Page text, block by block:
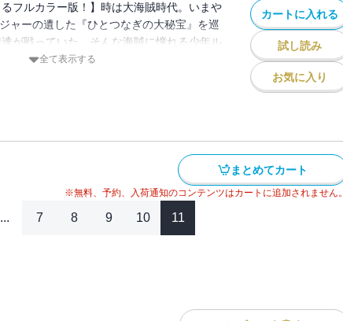
るフルカラー版！】時は大海賊時代。いまや
ャーの遺した『ひとつなぎの大秘宝』を巡
が戦っていた。そんな海賊に憧れる少年ル
て大いなる旅に出る!!
全て表示する
カートに入れる
試し読み
お気に入り
まとめてカート
※無料、予約、入荷通知のコンテンツはカートに追加されません。
... 7 8 9 10 11